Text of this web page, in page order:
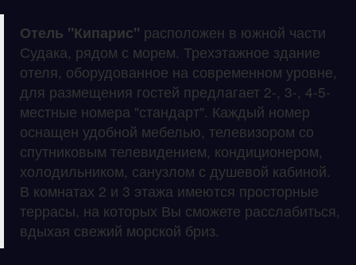
Отель "Кипарис" расположен в южной части
Судака, рядом с морем. Трехэтажное здание
отеля, оборудованное на современном уровне,
для размещения гостей предлагает 2-, 3-, 4-5-
местные номера "стандарт". Каждый номер
оснащен удобной мебелью, телевизором со
спутниковым телевидением, кондиционером,
холодильником, санузлом с душевой кабиной.
В комнатах 2 и 3 этажа имеются просторные
террасы, на которых Вы сможете расслабиться,
вдыхая свежий морской бриз.